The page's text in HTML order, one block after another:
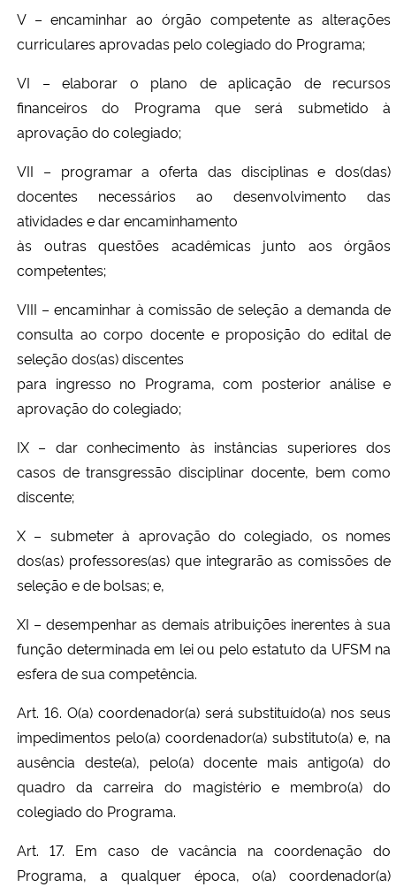
V – encaminhar ao órgão competente as alterações
curriculares aprovadas pelo colegiado do Programa;
VI – elaborar o plano de aplicação de recursos
financeiros do Programa que será submetido à
aprovação do colegiado;
VII – programar a oferta das disciplinas e dos(das)
docentes necessários ao desenvolvimento das
atividades e dar encaminhamento
às outras questões acadêmicas junto aos órgãos
competentes;
VIII – encaminhar à comissão de seleção a demanda de
consulta ao corpo docente e proposição do edital de
seleção dos(as) discentes
para ingresso no Programa, com posterior análise e
aprovação do colegiado;
IX – dar conhecimento às instâncias superiores dos
casos de transgressão disciplinar docente, bem como
discente;
X – submeter à aprovação do colegiado, os nomes
dos(as) professores(as) que integrarão as comissões de
seleção e de bolsas; e,
XI – desempenhar as demais atribuições inerentes à sua
função determinada em lei ou pelo estatuto da UFSM na
esfera de sua competência.
Art. 16. O(a) coordenador(a) será substituído(a) nos seus
impedimentos pelo(a) coordenador(a) substituto(a) e, na
ausência deste(a), pelo(a) docente mais antigo(a) do
quadro da carreira do magistério e membro(a) do
colegiado do Programa.
Art. 17. Em caso de vacância na coordenação do
Programa, a qualquer época, o(a) coordenador(a)